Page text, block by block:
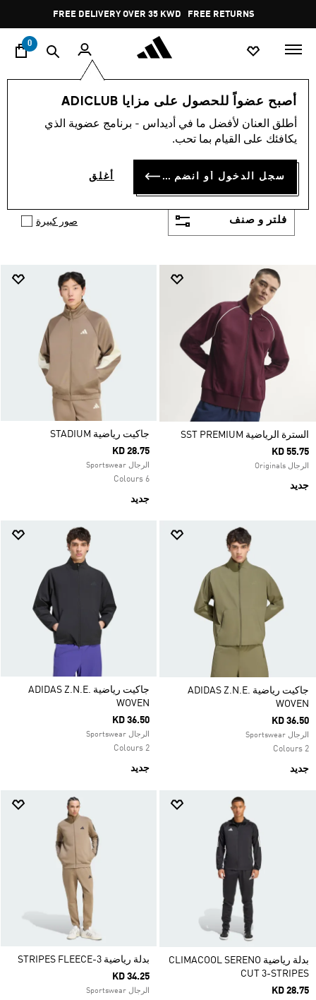
Pause
promotion
rotation
FREE RETURNS
0
أصبح عضواً للحصول على مزايا ADICLUB
أطلق العنان لأفضل ما في أديداس - برنامج عضوية الذي
يكافئك على القيام بما تحب.
سجل الدخول أو انضم الآن أغلق
الرجال ملابس بدلات رياضيّة
رياضية للرجال (313)
اهتمام العلامة بكل شيء في حياتك. صممت لتلائم نبض
حياتك المدنية النشيطة. تُصمم كل قطعة من ملابس
الرياضة للرجال الفائدة والرونق الجميل.
أظهر المزيد
فلتر و صنف صور كبيرة
السترة الرياضية SST PREMIUM
KD 55.75
الرجال Originals
جديد
جاكيت رياضية STADIUM
KD 28.75
الرجال Sportswear
6 Colours
جديد
جاكيت رياضية ADIDAS Z.N.E.
WOVEN
KD 36.50
الرجال Sportswear
2 Colours
جديد
جاكيت رياضية ADIDAS Z.N.E.
WOVEN
KD 36.50
الرجال Sportswear
2 Colours
جديد
بدلة رياضية CLIMACOOL SERENO
CUT 3-STRIPES
KD 28.75
بدلة رياضية 3-STRIPES FLEECE
KD 34.25
الرجال Sportswear